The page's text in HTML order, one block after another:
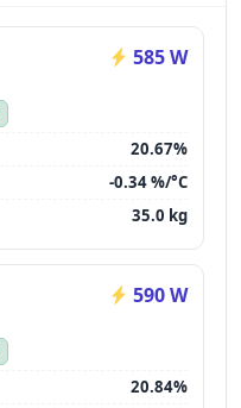
585 W
20.67%
-0.34 %/°C
35.0 kg
590 W
20.84%